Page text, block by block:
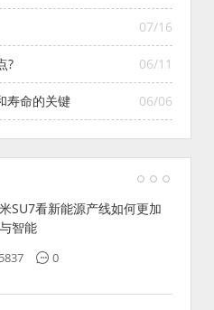
07/16
06/11
?
06/06
寿命的关键
SU7看新能源产线如何更加
智能
0